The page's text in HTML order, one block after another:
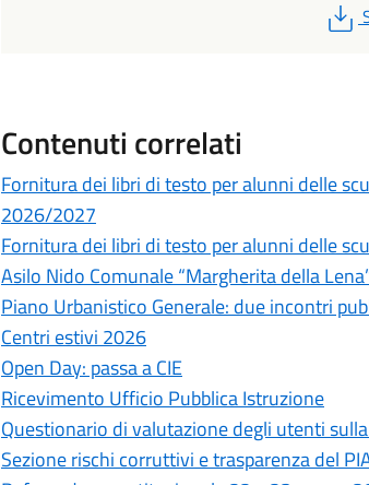
Contenuti correlati
Fornitura dei libri di testo per alunni delle
2026/2027
Fornitura dei libri di testo per alunni delle
Asilo Nido Comunale “Margherita della
Piano Urbanistico Generale: due incontri
Centri estivi 2026
Open Day: passa a CIE
Ricevimento Ufficio Pubblica Istruzione
Questionario di valutazione degli utenti
Sezione rischi corruttivi e trasparenza del